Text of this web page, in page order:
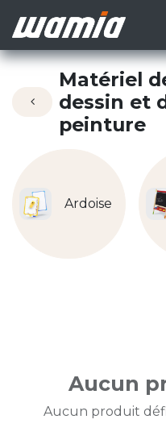
Matériel
dessin et
peinture
Ardoise
Aucun
Aucun produit